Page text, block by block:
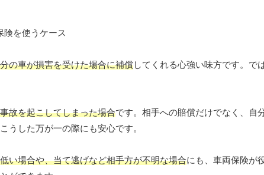
の車が損害を受けた場合に補償してくれる心強い味方です。で
故を起こしてしまった場合です。相手への賠償だけでなく、自
うした万が一の際にも安心です。
い場合や、当て逃げなど相手方が不明な場合にも、車両保険が